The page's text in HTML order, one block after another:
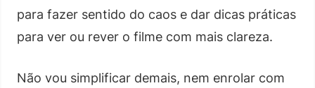
para fazer sentido do caos e dar dicas práticas
para ver ou rever o filme com mais clareza.
Não vou simplificar demais, nem enrolar com